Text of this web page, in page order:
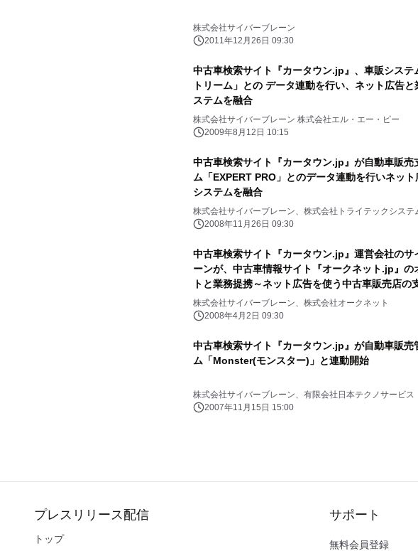
株式会社サイバーブレーン
2011年12月26日 09:30
中古車検索サイト『カータウン.jp』、車販システ
トリーム」との データ連動を行い、ネット広告と
ステムを融合
株式会社サイバーブレーン 株式会社エル・エー・ピー
2009年8月12日 10:15
中古車検索サイト『カータウン.jp』が自動車販売
ム「EXPERT PRO」とのデータ連動を行いネッ
システムを融合
株式会社サイバーブレーン、株式会社トライテックシステ
2008年11月26日 09:30
中古車検索サイト『カータウン.jp』運営会社のサ
ーンが、中古車情報サイト『オークネット.jp』の
トと業務提携～ネット広告を使う中古車販売店の
なる利便性向上へ～
株式会社サイバーブレーン、株式会社オークネット
2008年4月2日 09:30
中古車検索サイト『カータウン.jp』が自動車販売
ム「Monster(モンスター)」と連動開始
株式会社サイバーブレーン、有限会社日本テクノサービス
2007年11月15日 15:00
プレスリリース配信
トップ
サポート
無料会員登録